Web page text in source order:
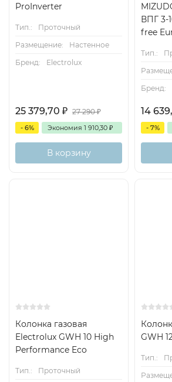
ProInverter
Тип.:
Проточный
Размещение:
Настенное
Бренд:
Electrolux
25 379,70 ₽ 27 290₽
- 6% Экономия 1 910,30 ₽
В корзину
ВПГ 3-
free
Тип.:
Бренд:
14
- 7%
Колонка газовая
Electrolux GWH 10 High
Performance Eco
Тип.:
Проточный
GWH
Тип.: